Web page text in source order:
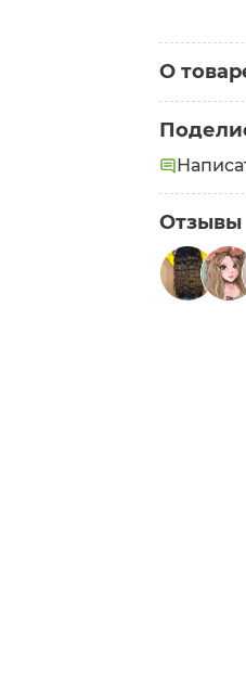
О
Отзывы